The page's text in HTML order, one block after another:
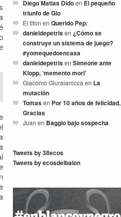
Diego Matias Didoen El pequeño
triunfo de Gio
El titon en Querido Pep:
danieldepetrisen ¿Cómo se
construye un sistema de juego?
#yomequedoencasa
danieldepetrisen Simeone ante
Klopp, ‘memento mori’
Giacomo Giuralarocca en La
mutación
Tomasen Por 10 años de felicidad,
Gracias
Juan en Baggio bajo sospecha
Tweets by 38ecos
Tweets by ecosdelbalon